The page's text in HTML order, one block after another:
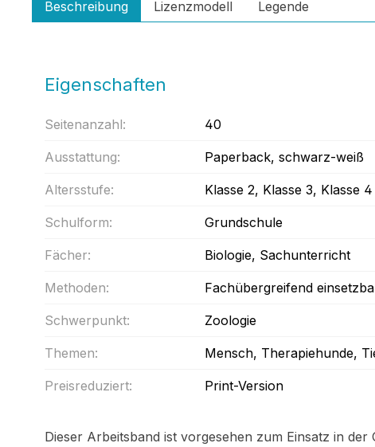
Beschreibung Lizenzmodell Legende
Eigenschaften
Seitenanzahl: 40
Ausstattung: Paperback, schwarz-weiß
Altersstufe: Klasse 2, Klasse 3, Klasse 4
Schulform: Grundschule
Fächer: Biologie, Sachunterricht
Methoden: Fachübergreifend
Schwerpunkt: Zoologie
Themen: Mensch, Therapiehunde,
Preisreduziert: Print-Version
Dieser Arbeitsband ist vorgesehen zum Einsatz in